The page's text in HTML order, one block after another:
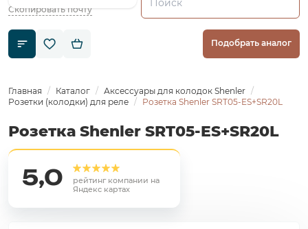
Скопировать почту
Подобрать аналог
Главная Каталог
Аксессуары для колодок Shenler
Розетки (колодки) для реле
Розетка Shenler SRT05-ES+SR20L
Розетка Shenler SRT05-ES+SR20L
5,0
рейтинг компании на
Яндекс картах